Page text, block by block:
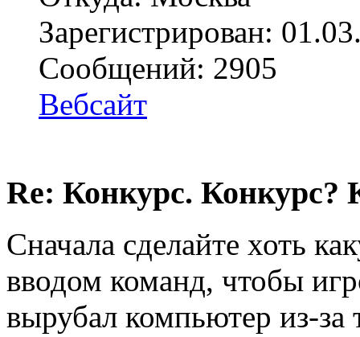
Зарегистрирован:
Сообщений: 2905
Вебсайт
Re: Конкурс. Конкурс?
Сначала сделайте хоть
вводом команд, чтобы
вырубал компьютер из-за